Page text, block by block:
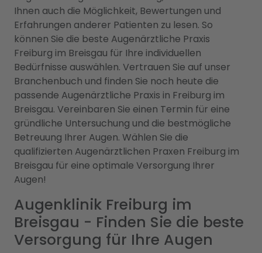
Ihnen auch die Möglichkeit, Bewertungen und
Erfahrungen anderer Patienten zu lesen. So
können Sie die beste Augenärztliche Praxis
Freiburg im Breisgau für Ihre individuellen
Bedürfnisse auswählen. Vertrauen Sie auf unser
Branchenbuch und finden Sie noch heute die
passende Augenärztliche Praxis in Freiburg im
Breisgau. Vereinbaren Sie einen Termin für eine
gründliche Untersuchung und die bestmögliche
Betreuung Ihrer Augen. Wählen Sie die
qualifizierten Augenärztlichen Praxen Freiburg im
Breisgau für eine optimale Versorgung Ihrer
Augen!
Augenklinik Freiburg im
Breisgau - Finden Sie die beste
Versorgung für Ihre Augen